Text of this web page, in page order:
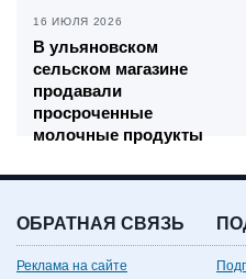
16 ИЮЛЯ 2026
В ульяновском
сельском магазине
продавали
просроченные
молочные продукты
ОБРАТНАЯ СВЯЗЬ
Реклама на сайте